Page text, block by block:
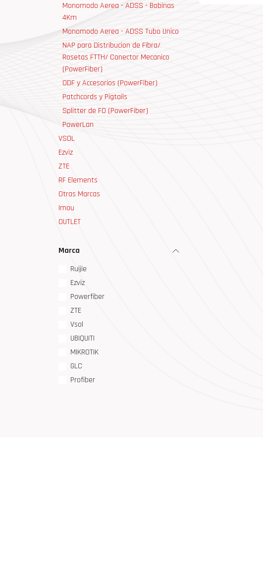
Monomodo Aerea - ADSS - Bobinas
4Km
Monomodo Aerea - ADSS Tubo Unico
NAP para Distribucion de Fibra/
Rosetas FTTH/ Conector Mecanico
(PowerFiber)
ODF y Accesorios (PowerFiber)
Patchcords y Pigtails
Splitter de FO (PowerFiber)
PowerLan
VSOL
Ezviz
ZTE
RF Elements
Otras Marcas
Imou
OUTLET
Marca
Ruijie
Ezviz
Powerfiber
ZTE
Vsol
UBIQUITI
MIKROTIK
GLC
Profiber